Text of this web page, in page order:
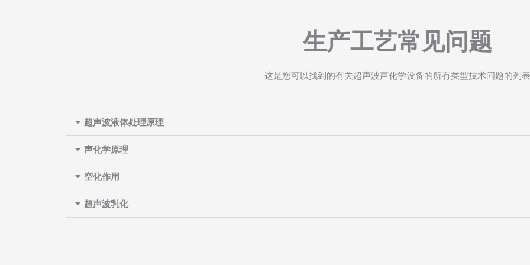
生产工艺常见问题
这是您可以找到的有关超声波声化学设备的所有类型技术问题的列表
超声波液体处理原理
声化学原理
空化作用
超声波乳化